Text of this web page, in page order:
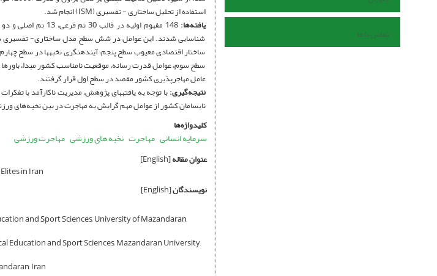
تماس با ما
استفاده از تحلیل ساختاری - تفسیری (ISM) انجام شد.
یافته‌ها:
148 مفهوم ­اولیه
شناسایی شدند. این عوامل در شش­ سطح مدل ساختاری- تفسیری
ساختار اقتصادی ­معیوب سطح ­پنجم، آینده­نگری نخبه­ها در سطح
سطح سوم، عوامل قدرت ­رسانه، موقعیت ­نامناسب کشور مبدا،
عامل مهاجرپذیری کشور مقصد در سطح اول قرار گرفتند.
نتیجه‌گیری:با توجه به یافته­های پژوهش، مدیریت ناکارآمد با
نابسامان کشور از عوامل ­مهم گرایش به مهاجرت در بین نخبه‌های
کلیدواژه‌ها
سرمایه انسانی مهاجرت نخبه های ورزشی مهاجرت ورزشی
عنوان مقاله[English]
in Iran
نویسندگان[English]
and Sport Sciences, University of Mazandaran,
Education and Sport Sciences, Mazandaran University,
Iran